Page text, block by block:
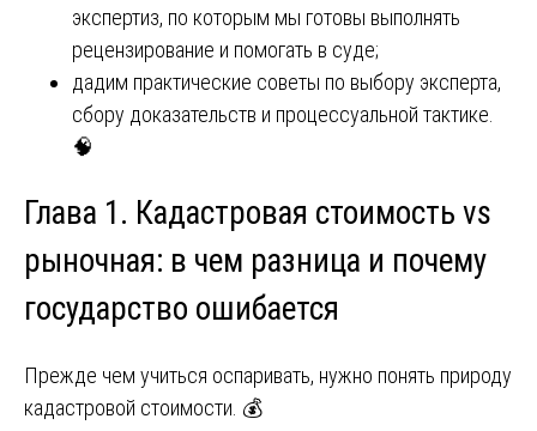
экспертиз, по которым мы готовы выполнять
рецензирование и помогать в суде;
дадим практические советы по выбору эксперта,
сбору доказательств и процессуальной тактике.
🧠
Глава 1. Кадастровая стоимость vs
рыночная: в чем разница и почему
государство ошибается
Прежде чем учиться оспаривать, нужно понять природу
кадастровой стоимости. 💰